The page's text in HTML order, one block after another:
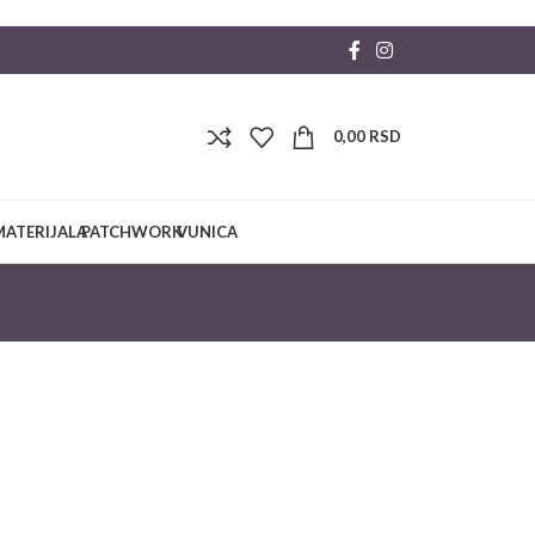
0,00 RSD
PATCHWORKVUNICA